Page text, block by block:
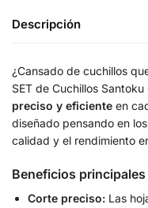
Descripción
¿Cansado de cuchillos
SET de Cuchillos
preciso y eficiente en
diseñado pensando en
calidad y el rendimiento
Beneficios principales
Corte preciso: Las